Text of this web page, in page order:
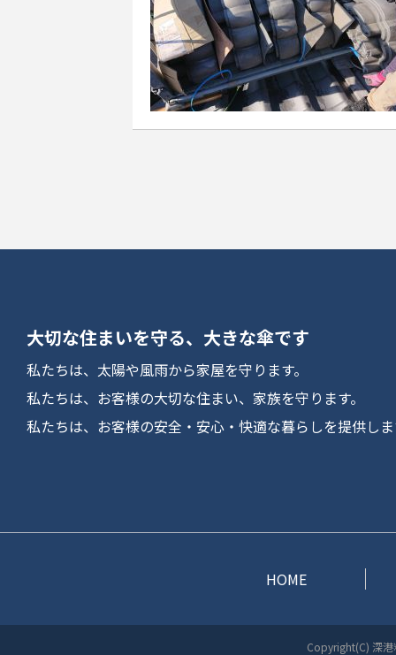
大切な住まいを守る、大きな傘です
私たちは、太陽や風雨から家屋を守ります。
私たちは、お客様の大切な住まい、家族を守ります。
私たちは、お客様の安全・安心・快適な暮らしを提供し
HOME
Copyright(C) 深